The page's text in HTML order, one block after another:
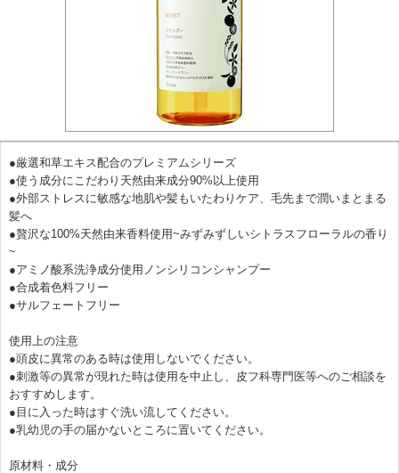
●厳選和草エキス配合のプレミアムシリーズ
●使う成分にこだわり天然由来成分90%以上使用
●外部ストレスに敏感な地肌や髪もいたわりケア、毛先まで潤いまとまる
髪へ
●贅沢な100%天然由来香料使用~みずみずしいシトラスフローラルの香り
~
●アミノ酸系洗浄成分使用ノンシリコンシャンプー
●合成着色料フリー
●サルフェートフリー
使用上の注意
●頭皮に異常のある時は使用しないでください。
●刺激等の異常が現れた時は使用を中止し、皮フ科専門医等へのご相談を
おすすめします。
●目に入った時はすぐ洗い流してください。
●乳幼児の手の届かないところに置いてください。
原材料・成分